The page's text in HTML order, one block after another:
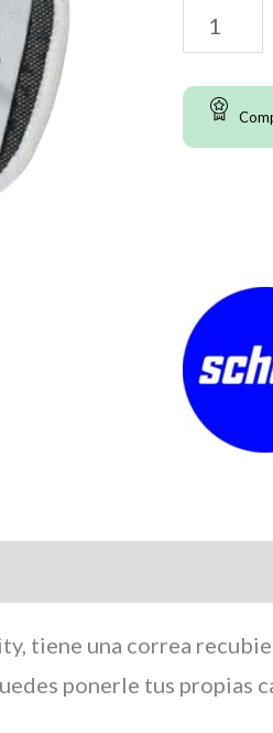
Back-
plate
Schutt
XV
tiene una correa
ponerle tus propias